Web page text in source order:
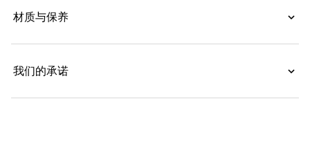
材质与保养
我们的承诺